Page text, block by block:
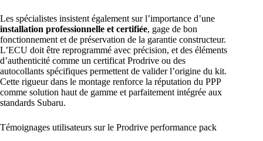
Les spécialistes insistent également sur l’importance d’une
installation professionnelle et certifiée, gage de bon
fonctionnement et de préservation de la garantie constructeur.
L’ECU doit être reprogrammé avec précision, et des éléments
d’authenticité comme un certificat Prodrive ou des
autocollants spécifiques permettent de valider l’origine du kit.
Cette rigueur dans le montage renforce la réputation du PPP
comme solution haut de gamme et parfaitement intégrée aux
standards Subaru.
Témoignages utilisateurs sur le Prodrive performance pack